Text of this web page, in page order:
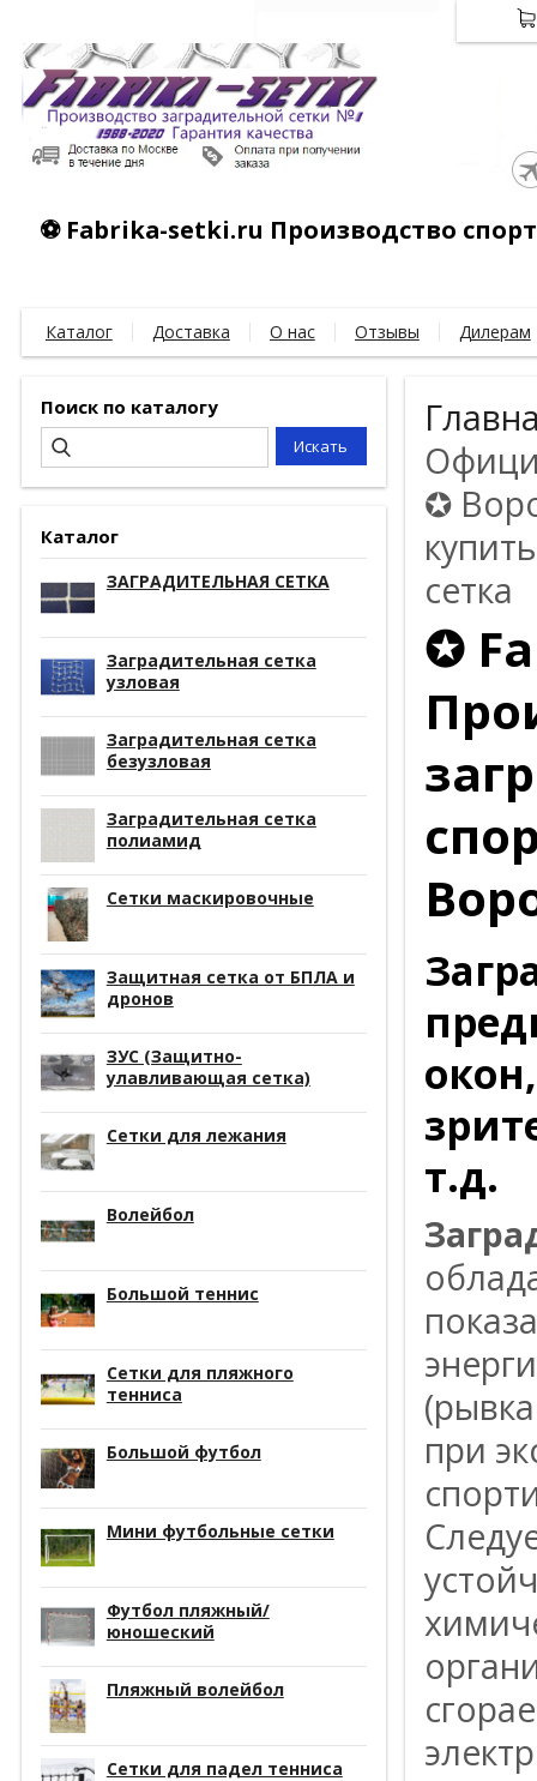
⚽ Fabrika-setki.ru Производство
Каталог Доставка О нас Отзывы Дилерам
Поиск по каталогу
Каталог
ЗАГРАДИТЕЛЬНАЯ СЕТКА
Заградительная сетка
узловая
Заградительная сетка
безузловая
Заградительная сетка
полиамид
Сетки маскировочные
Защитная сетка от БПЛА и
дронов
ЗУС (Защитно-
улавливающая сетка)
Сетки для лежания
Волейбол
Большой теннис
Сетки для пляжного
тенниса
Большой футбол
Мини футбольные сетки
Футбол пляжный/
юношеский
Пляжный волейбол
Сетки для падел тенниса
✪
сетка
✪
т.д.
при